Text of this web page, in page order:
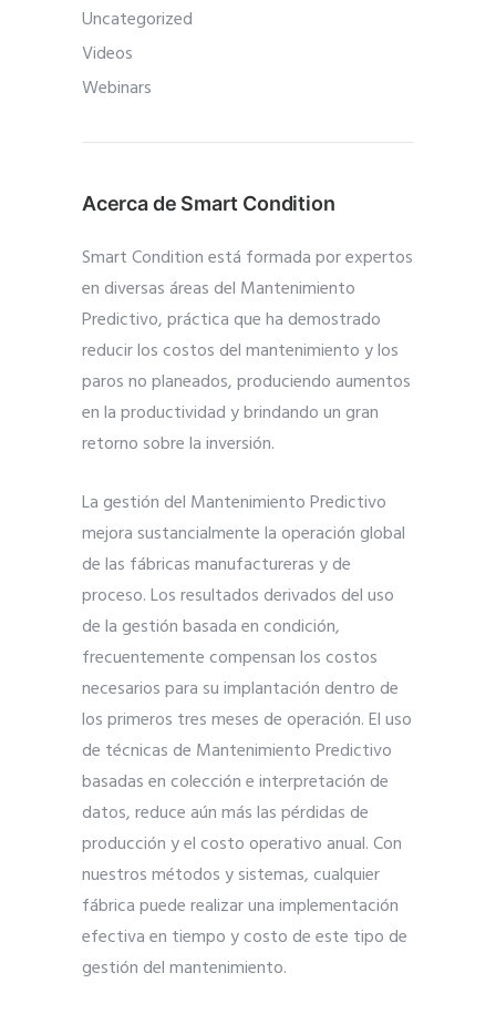
Uncategorized
Videos
Webinars
Acerca de Smart Condition
Smart Condition está formada por expertos
en diversas áreas del Mantenimiento
Predictivo, práctica que ha demostrado
reducir los costos del mantenimiento y los
paros no planeados, produciendo aumentos
en la productividad y brindando un gran
retorno sobre la inversión.
La gestión del Mantenimiento Predictivo
mejora sustancialmente la operación global
de las fábricas manufactureras y de
proceso. Los resultados derivados del uso
de la gestión basada en condición,
frecuentemente compensan los costos
necesarios para su implantación dentro de
los primeros tres meses de operación. El uso
de técnicas de Mantenimiento Predictivo
basadas en colección e interpretación de
datos, reduce aún más las pérdidas de
producción y el costo operativo anual. Con
nuestros métodos y sistemas, cualquier
fábrica puede realizar una implementación
efectiva en tiempo y costo de este tipo de
gestión del mantenimiento.